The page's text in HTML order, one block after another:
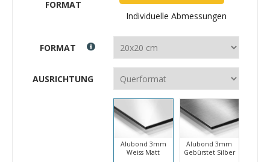
FORMAT
Individuelle Abmessungen
FORMAT
AUSRICHTUNG
Alubond 3mm
Weiss Matt
Alubond 3mm
Gebürstet Silber